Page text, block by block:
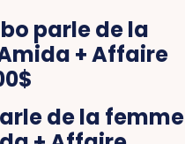
de la femme